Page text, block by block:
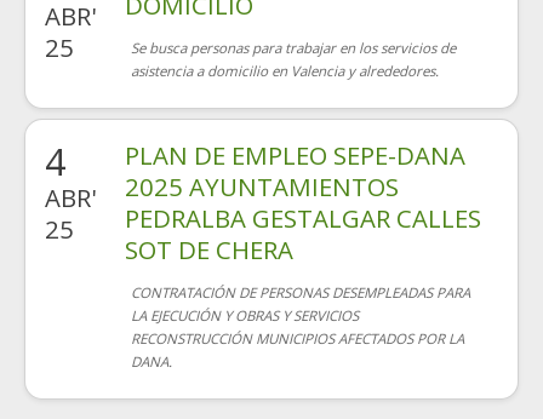
ABR'
25
Se busca personas para trabajar en los servicios de
asistencia a domicilio en Valencia y alrededores.
4
ABR'
25
PLAN DE EMPLEO SEPE-DANA
2025 AYUNTAMIENTOS
PEDRALBA GESTALGAR CALLES
SOT DE CHERA
CONTRATACIÓN DE PERSONAS DESEMPLEADAS PARA
LA EJECUCIÓN Y OBRAS Y SERVICIOS
RECONSTRUCCIÓN MUNICIPIOS AFECTADOS POR LA
DANA.